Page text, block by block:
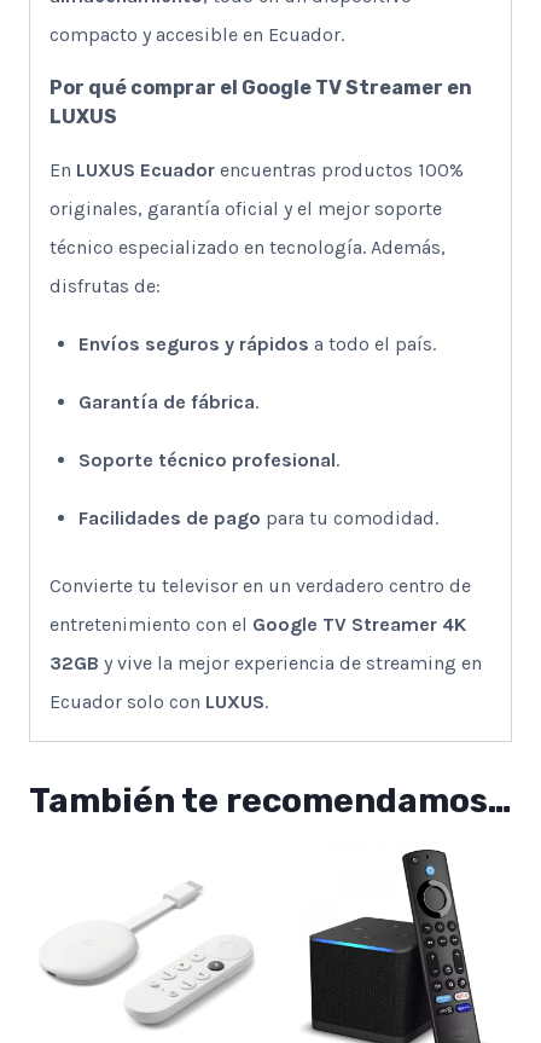
compacto y accesible en Ecuador.
Por qué comprar el Google TV Streamer en
LUXUS
En LUXUS Ecuador encuentras productos 100%
originales, garantía oficial y el mejor soporte
técnico especializado en tecnología. Además,
disfrutas de:
Envíos seguros y rápidos a todo el país.
Garantía de fábrica.
Soporte técnico profesional.
Facilidades de pago para tu comodidad.
Convierte tu televisor en un verdadero centro de
entretenimiento con el Google TV Streamer 4K
32GB y vive la mejor experiencia de streaming en
Ecuador solo con LUXUS.
También te recomendamos…